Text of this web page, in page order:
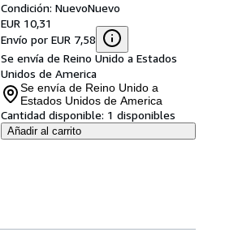
Condición: NuevoNuevo
EUR 10,31
Envío por EUR 7,58
Se envía de Reino Unido a Estados
Unidos de America
Se envía de Reino Unido a
Estados Unidos de America
Cantidad disponible: 1 disponibles
Añadir al carrito